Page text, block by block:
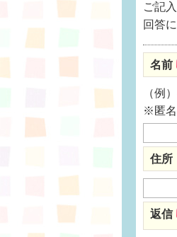
ご記
回答
名前
（例
※匿名
住所
返信